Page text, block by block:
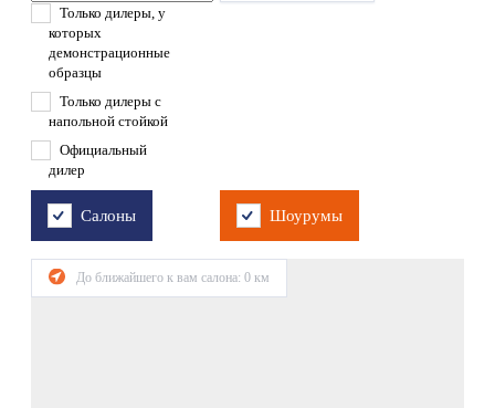
Только дилеры, у
которых
демонстрационные
образцы
Только дилеры с
напольной стойкой
Официальный
дилер
Салоны Шоурумы
До ближайшего к вам салона: 0 км